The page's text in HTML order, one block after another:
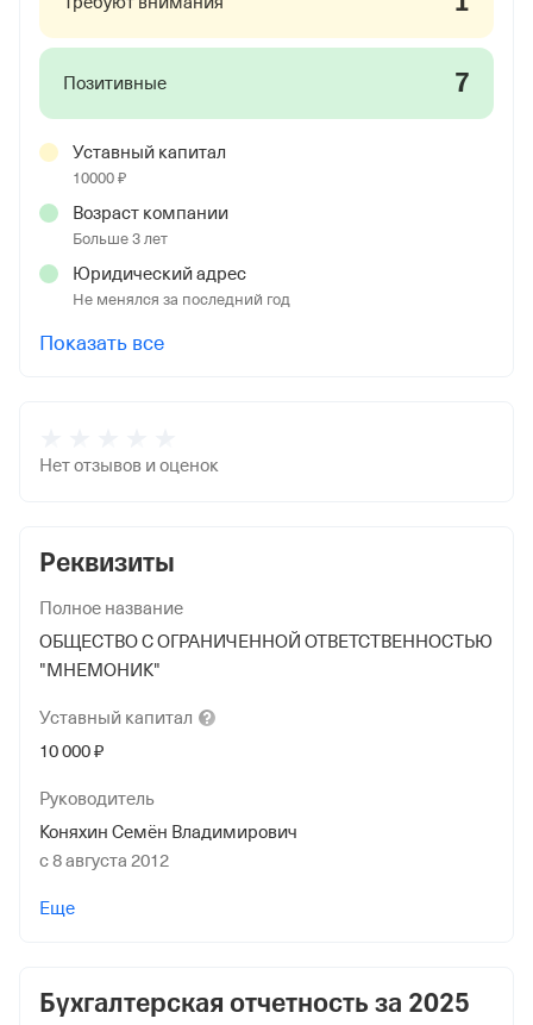
Реквизиты
Полное название
ОБЩЕСТВО С ОГРАНИЧЕННОЙ ОТВЕТСТВЕННОСТЬЮ
"МНЕМОНИК"
Уставный капитал
10 000 ₽
Руководитель
Коняхин Семён Владимирович
с 8 августа 2012
Коняхин Семён Владимирович
Форма
Еще
Бухгалтерская отчетность за 2025
Позитивные 7
Уставный капитал
10000 ₽
Возраст компании
Больше 3 лет
Юридический адрес
Не менялся за последний год
Показать все
Нет отзывов и оценок